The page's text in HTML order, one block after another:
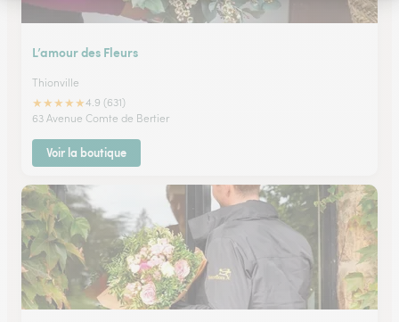
L’amour des Fleurs
Thionville
★★★★★4.9 (631)
63 Avenue Comte de Bertier
Voir la boutique